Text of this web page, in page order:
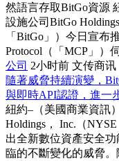
然語言存取BitGo資源
設施公司BitGo
「BitGo」）今日宣布
Protocol（「MCP」）
公司 2小时前 文传商讯
隨著威脅持續演變，
與即時API認證，進一
紐約–（美國商業資訊
Holdings， Inc.（
出全新數位資產安全
臨的不斷變化的威脅